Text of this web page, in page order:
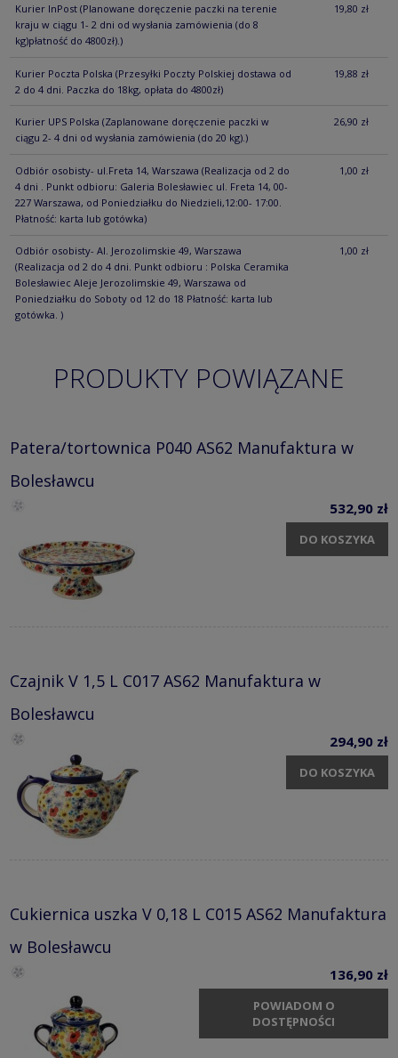
Kurier InPost (Planowane doręczenie paczki na terenie
kraju w ciągu 1- 2 dni od wysłania zamówienia (do 8
kg)płatność do 4800zł).)
19,80 zł
Kurier Poczta Polska (Przesyłki Poczty Polskiej dostawa od
2 do 4 dni. Paczka do 18kg, opłata do 4800zł)
19,88 zł
Kurier UPS Polska (Zaplanowane doręczenie paczki w
ciągu 2- 4 dni od wysłania zamówienia (do 20 kg).)
26,90 zł
Odbiór osobisty- ul.Freta 14, Warszawa (Realizacja od 2 do
4 dni . Punkt odbioru: Galeria Bolesławiec ul. Freta 14, 00-
227 Warszawa, od Poniedziałku do Niedzieli,12:00- 17:00.
Płatność: karta lub gotówka)
1,00 zł
Odbiór osobisty- Al. Jerozolimskie 49, Warszawa
(Realizacja od 2 do 4 dni. Punkt odbioru : Polska Ceramika
Bolesławiec Aleje Jerozolimskie 49, Warszawa od
Poniedziałku do Soboty od 12 do 18 Płatność: karta lub
gotówka. )
1,00 zł
PRODUKTY POWIĄZANE
Patera/tortownica P040 AS62 Manufaktura w
Bolesławcu
532,90 zł
DO KOSZYKA
Czajnik V 1,5 L C017 AS62 Manufaktura w
Bolesławcu
294,90 zł
DO KOSZYKA
Cukiernica uszka V 0,18 L C015 AS62 Manufaktura
w Bolesławcu
136,90 zł
POWIADOM O
DOSTĘPNOŚCI